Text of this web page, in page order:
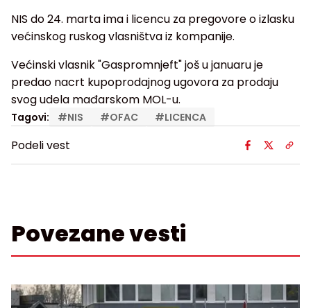
NIS do 24. marta ima i licencu za pregovore o izlasku
većinskog ruskog vlasništva iz kompanije.
Većinski vlasnik "Gaspromnjeft" još u januaru je
predao nacrt kupoprodajnog ugovora za prodaju
svog udela mađarskom MOL-u.
Tagovi: #NIS #OFAC #LICENCA
Podeli vest
Povezane vesti